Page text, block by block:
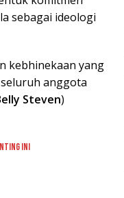
sebagai ideologi
kebhinekaan yang
anggota
Steven)
Ini